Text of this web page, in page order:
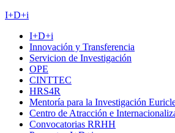
I+D+i
I+D+i
Innovación y Transferencia
Servicion de Investigación
OPE
CINTTEC
HRS4R
Mentoría para la Investigación
Centro de Atracción e
Convocatorias RRHH